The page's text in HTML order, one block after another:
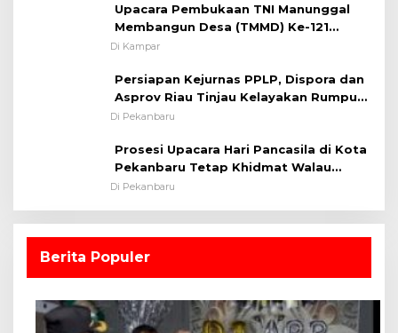
Upacara Pembukaan TNI Manunggal
Membangun Desa (TMMD) Ke-121
Kodim 0313/KPR Tahun 2024) ?
Di Kampar
Persiapan Kejurnas PPLP, Dispora dan
Asprov Riau Tinjau Kelayakan Rumput
Lapangan Sepakbola
Di Pekanbaru
Prosesi Upacara Hari Pancasila di Kota
Pekanbaru Tetap Khidmat Walau
Dalam Ruangan
Di Pekanbaru
Berita Populer